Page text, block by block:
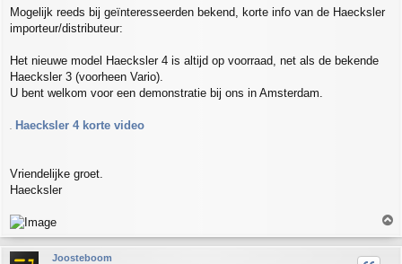
s
t
Mogelijk reeds bij geïnteresseerden bekend, korte info van de Haecksler
importeur/distributeur:
Het nieuwe model Haecksler 4 is altijd op voorraad, net als de bekende
Haecksler 3 (voorheen Vario).
U bent welkom voor een demonstratie bij ons in Amsterdam.
Haecksler 4 korte video
Vriendelijke groet.
Haecksler
o
p
Joosteboom